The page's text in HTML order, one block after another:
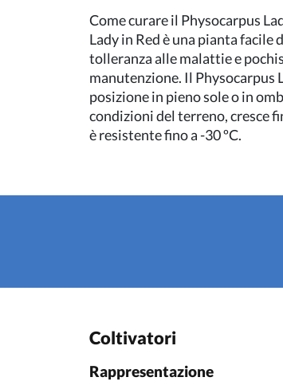
Come curare il Physocarpus
Lady in Red è una pianta facile
tolleranza alle malattie e
manutenzione. Il Physocarpus
posizione in pieno sole o in
condizioni del terreno, cresce
è resistente fino a -30 ºC.
Coltivatori
Rappresentazione